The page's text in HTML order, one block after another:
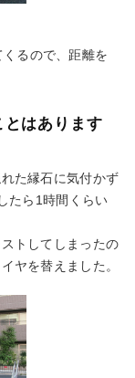
るので、距離を
はあります
た縁石に気付かず
たら1時間くらい
トしてしまったの
ヤを替えました。